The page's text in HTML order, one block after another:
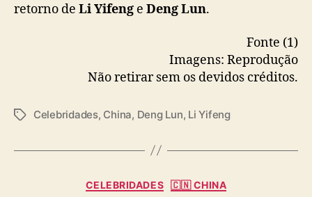
retorno de Li Yifeng e Deng Lun.
Fonte (1)
Imagens: Reprodução
Não retirar sem os devidos créditos.
T
Celebridades, China, Deng Lun, Li Yifeng
C
CELEBRIDADES 🇨🇳 CHINA